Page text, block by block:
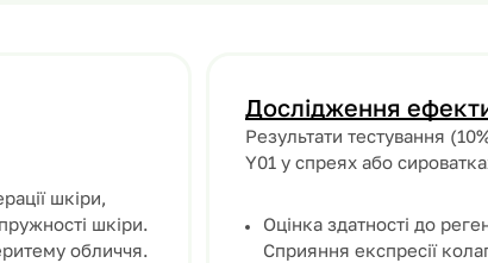
шкіри,
шкіри.
обличчя.
Дослідження
Результати тестування
Y01 у спреях або
Оцінка здатності до
Сприяння експресії